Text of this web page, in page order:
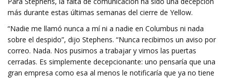
más durante estas últimas semanas del cierre de Yellow.
“Nadie me llamó nunca a mí ni a nadie en Columbus ni nada
sobre el despido”, dijo Stephens. “Nunca recibimos un aviso por
correo. Nada. Nos pusimos a trabajar y vimos las puertas
cerradas. Es simplemente decepcionante: uno pensaría que una
gran empresa como esa al menos le notificaría que ya no tiene